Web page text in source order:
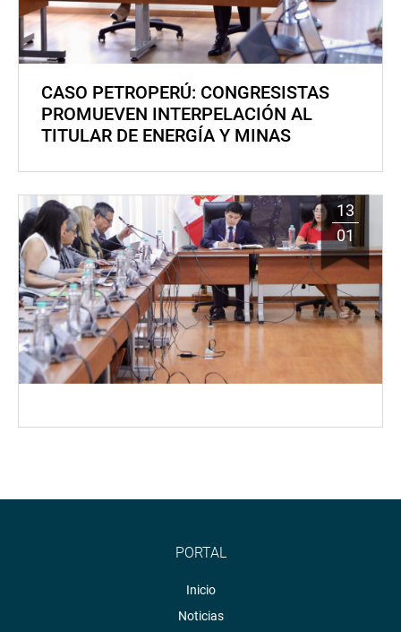
CASO PETROPERÚ: CONGRESISTAS
PROMUEVEN INTERPELACIÓN AL
TITULAR DE ENERGÍA Y MINAS
13
01
PORTAL
Inicio
Noticias